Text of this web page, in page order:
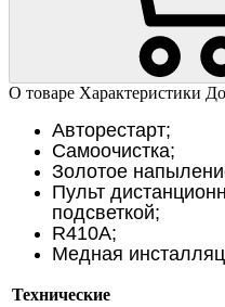
О товаре Характеристики
Авторестарт;
Самоочистка;
Золотое
Пульт
подсветкой;
R410A;
Медная
Технические